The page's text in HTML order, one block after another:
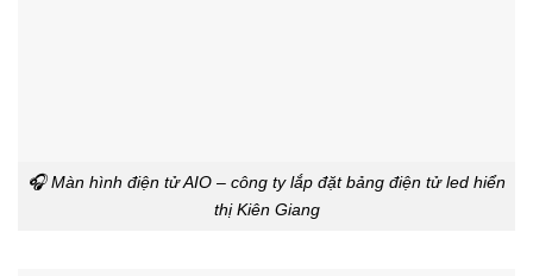
🎧 Màn hình điện tử AIO – công ty lắp đặt bảng điện tử led hiển
thị Kiên Giang